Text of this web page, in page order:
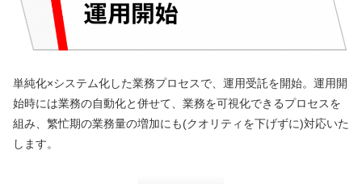
単純化×システム化した業務プロセスで、運用受託を開始。運用開
始時には業務の自動化と併せて、業務を可視化できるプロセスを
組み、繁忙期の業務量の増加にも(クオリティを下げずに)対応いた
します。